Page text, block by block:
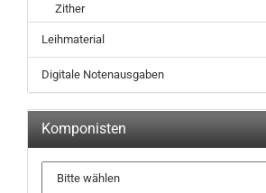
Zither
Leihmaterial
Digitale Notenausgaben
Komponisten